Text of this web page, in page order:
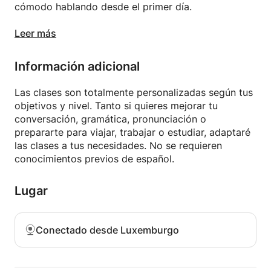
cómodo hablando desde el primer día.
Tanto si eres principiante como si ya tienes algo de
tus necesidades y objetivos. Podemos centrarnos en
la conversación, la gramática, la pronunciación, los
viajes, el trabajo o simplemente en ganar confianza
al hablar.
Hablo español e inglés, así que puedo ayudar
fácilmente a los estudiantes angloparlantes durante
todo el proceso de aprendizaje.
sin estrés ni presión, solo un progreso constante a
Me encantaría ayudarte en tu aprendizaje del
español. ¡Nos vemos en clase!
Leer más
Información adicional
Las clases son totalmente personalizadas según tus
objetivos y nivel. Tanto si quieres mejorar tu
conversación, gramática, pronunciación o
prepararte para viajar, trabajar o estudiar, adaptaré
las clases a tus necesidades. No se requieren
conocimientos previos de español.
Lugar
Conectado desde Luxemburgo